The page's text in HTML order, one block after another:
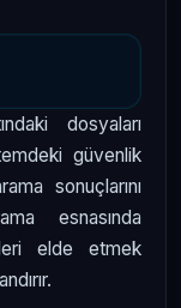
dosyaları
güvenlik
sonuçlarını
esnasında
elde etmek